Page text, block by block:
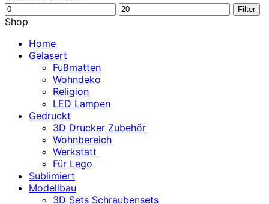
Min.
Preis
Max.
Filter
Shop
Home
Gelasert
Fußmatten
Wohndeko
Religion
LED Lampen
Gedruckt
3D Drucker Zubehör
Wohnbereich
Werkstatt
Für Lego
Sublimiert
Modellbau
3D Sets Schraubensets